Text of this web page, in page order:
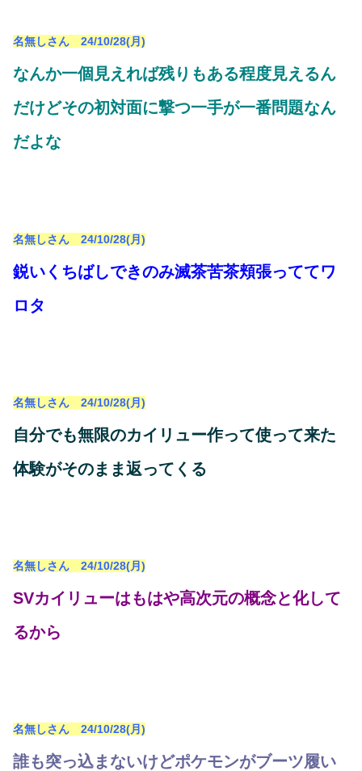
名無しさん 24/10/28(月)
なんか一個見えれば残りもある程度見えるん
だけどその初対面に撃つ一手が一番問題なん
だよな
名無しさん 24/10/28(月)
鋭いくちばしできのみ滅茶苦茶頬張っててワ
ロタ
名無しさん 24/10/28(月)
自分でも無限のカイリュー作って使って来た
体験がそのまま返ってくる
名無しさん 24/10/28(月)
SVカイリューはもはや高次元の概念と化して
るから
名無しさん 24/10/28(月)
誰も突っ込まないけどポケモンがブーツ履い